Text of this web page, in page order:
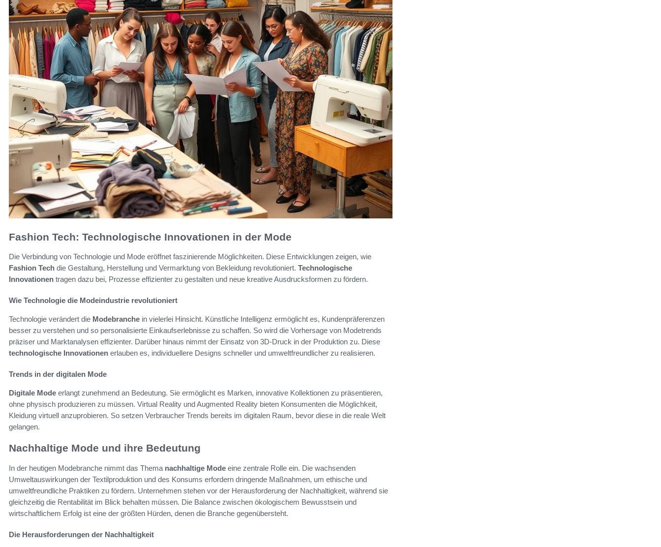
Fashion Tech: Technologische Innovationen in der Mode
Die Verbindung von Technologie und Mode eröffnet faszinierende Möglichkeiten. Diese Entwicklungen zeigen, wie
Fashion Tech die Gestaltung, Herstellung und Vermarktung von Bekleidung revolutioniert. Technologische
Innovationen tragen dazu bei, Prozesse effizienter zu gestalten und neue kreative Ausdrucksformen zu fördern.
Wie Technologie die Modeindustrie revolutioniert
Technologie verändert die Modebranche in vielerlei Hinsicht. Künstliche Intelligenz ermöglicht es, Kundenpräferenzen
besser zu verstehen und so personalisierte Einkaufserlebnisse zu schaffen. So wird die Vorhersage von Modetrends
präziser und Marktanalysen effizienter. Darüber hinaus nimmt der Einsatz von 3D-Druck in der Produktion zu. Diese
technologische Innovationen erlauben es, individuellere Designs schneller und umweltfreundlicher zu realisieren.
Trends in der digitalen Mode
Digitale Mode erlangt zunehmend an Bedeutung. Sie ermöglicht es Marken, innovative Kollektionen zu präsentieren,
ohne physisch produzieren zu müssen. Virtual Reality und Augmented Reality bieten Konsumenten die Möglichkeit,
Kleidung virtuell anzuprobieren. So setzen Verbraucher Trends bereits im digitalen Raum, bevor diese in die reale Welt
gelangen.
Nachhaltige Mode und ihre Bedeutung
In der heutigen Modebranche nimmt das Thema nachhaltige Mode eine zentrale Rolle ein. Die wachsenden
Umweltauswirkungen der Textilproduktion und des Konsums erfordern dringende Maßnahmen, um ethische und
umweltfreundliche Praktiken zu fördern. Unternehmen stehen vor der Herausforderung der Nachhaltigkeit, während sie
gleichzeitig die Rentabilität im Blick behalten müssen. Die Balance zwischen ökologischem Bewusstsein und
wirtschaftlichem Erfolg ist eine der größten Hürden, denen die Branche gegenübersteht.
Die Herausforderungen der Nachhaltigkeit